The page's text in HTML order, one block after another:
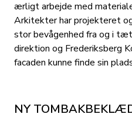
ærligt arbejde med
Arkitekter har projekteret
stor bevågenhed fra og i
direktion og Frederiksberg
facaden kunne finde sin
NY